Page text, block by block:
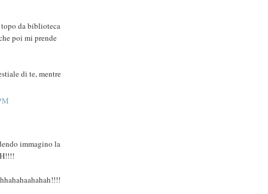
da biblioteca
poi mi prende
di te, mentre
immagino la